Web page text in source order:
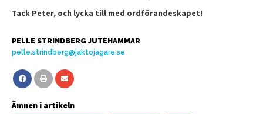
Tack Peter, och lycka till med ordförandeskapet!
PELLE STRINDBERG JUTEHAMMAR
pelle.strindberg@jaktojagare.se
Ämnen i artikeln